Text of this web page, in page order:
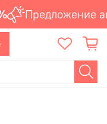
Предложение